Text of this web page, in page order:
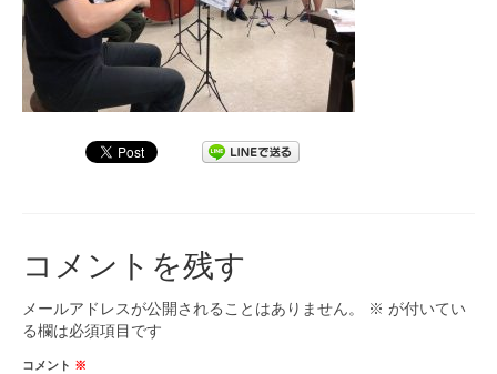
ご寄付のお願い
演奏会の歴史
出張演奏
九大フィル特集ページ
コメントを残す
メールアドレスが公開されることはありません。 ※ が付いてい
る欄は必須項目です
コメント ※